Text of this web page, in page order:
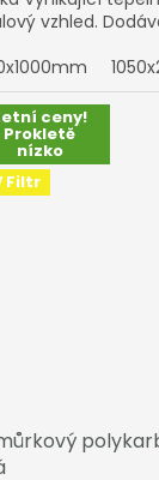
vzhled.
ceny!
Prokletě
nízko
Filtr